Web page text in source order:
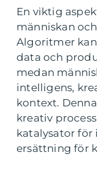
En viktig
människan
Algoritmer
data och
medan
intelligens,
kontext.
kreativ
katalysator för
ersättning för